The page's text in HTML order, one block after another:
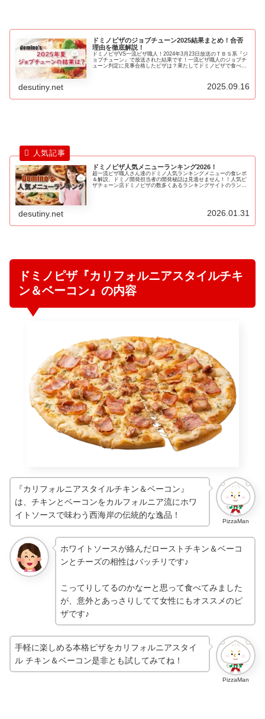
ドミノピザのジョブチューン2025結果まとめ！合否
理由を徹底解説！
ドミノピザVS一流ピザ職人！2024年3月23日放送のＴＢＳ系『ジ
ョブチューン』で放送された結果です！一流ピザ職人のジョブチ
ューン判定に見事合格したピザは？果たしてドミノピザで食べる
desutiny.net 2025.09.16
ドミノピザ人気メニューランキング2026！
超一流ピザ職人さん達のドミノ人気ランキングメニューの食レポ
＆解説、ドミノ開発担当者の開発秘話は見逃せません！！人気ピ
ザチェーン店ドミノピザの数多くあるランキングサイトのランキ
desutiny.net 2026.01.31
ドミノピザ『カリフォルニアスタイルチキ
ン＆ベーコン』の内容
PizzaMan
『カリフォルニアスタイルチキン＆ベーコン』
は、チキンとベーコンをカルフォルニア流にホワ
イトソースで味わう西海岸の伝統的な逸品！
ホワイトソースが絡んだローストチキン＆ベーコ
ンとチーズの相性はバッチリです♪
こってりしてるのかなーと思って食べてみました
が、意外とあっさりしてて女性にもオススメのピ
ザです♪
PizzaMan
手軽に楽しめる本格ピザをカリフォルニアスタイ
ル チキン＆ベーコン是非とも試してみてね！